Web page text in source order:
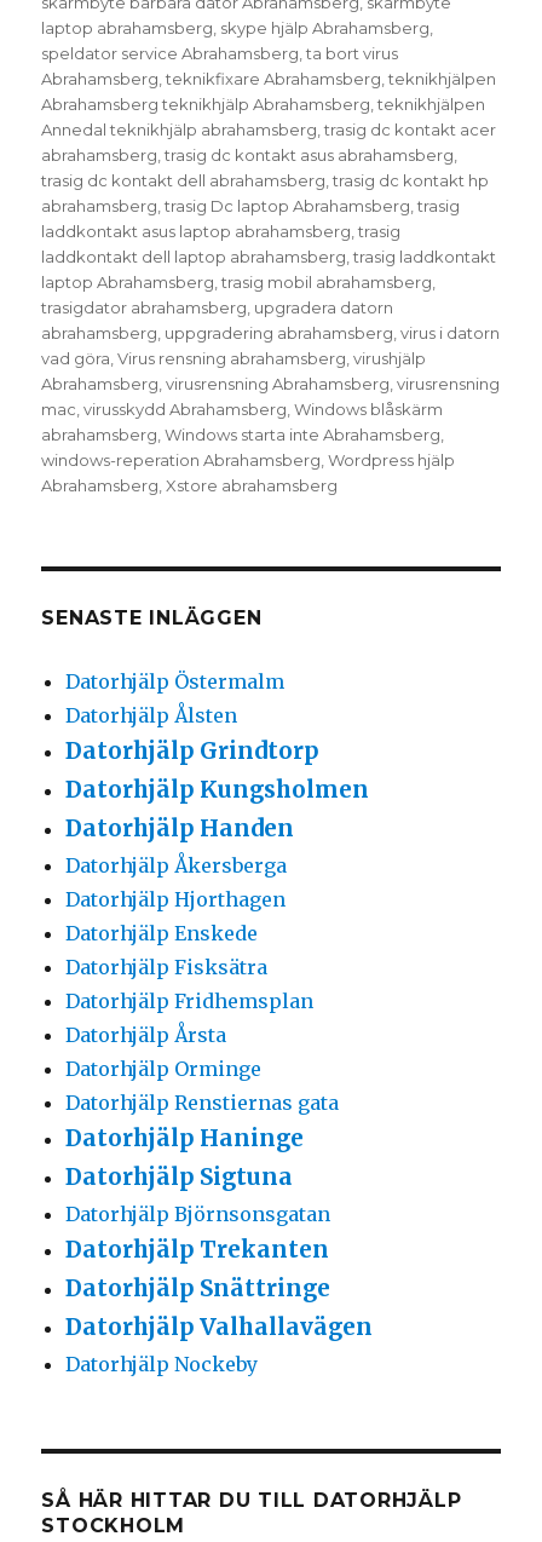
laptop abrahamsberg skype hjälp Abrahamsberg
speldator service Abrahamsberg ,ta bort virus
Abrahamsberg ,teknikfixare Abrahamsberg ,teknikhjälpen
Abrahamsberg teknikhjälp Abrahamsberg ,teknikhjälpen
Annedal teknikhjälp abrahamsberg ,trasig dc kontakt acer
abrahamsberg ,trasig dc kontakt asus abrahamsberg
trasig dc kontakt dell abrahamsberg ,trasig dc kontakt hp
abrahamsberg ,trasig Dc laptop Abrahamsberg ,trasig
laddkontakt asus laptop abrahamsberg ,trasig
laddkontakt dell laptop abrahamsberg ,trasig laddkontakt
laptop Abrahamsberg ,trasig mobil abrahamsberg
trasigdator abrahamsberg upgradera datorn
abrahamsberg uppgradering abrahamsberg ,virus i datorn
vad göra ,Virus rensning abrahamsberg ,virushjälp
Abrahamsberg ,virusrensning Abrahamsberg ,virusrensning
mac ,virusskydd Abrahamsberg ,Windows blåskärm
abrahamsberg ,Windows starta inte Abrahamsberg
windows-reperation Abrahamsberg ,Wordpress hjälp
Abrahamsberg ,Xstore abrahamsberg
SENASTE INLÄGGEN
Datorhjälp Östermalm
Datorhjälp Ålsten
Datorhjälp Grindtorp
Datorhjälp Kungsholmen
Datorhjälp Handen
Datorhjälp Åkersberga
Datorhjälp Hjorthagen
Datorhjälp Enskede
Datorhjälp Fisksätra
Datorhjälp Fridhemsplan
Datorhjälp Årsta
Datorhjälp Orminge
Datorhjälp Renstiernas gata
Datorhjälp Haninge
Datorhjälp Sigtuna
Datorhjälp Björnsonsgatan
Datorhjälp Trekanten
Datorhjälp Snättringe
Datorhjälp Valhallavägen
Datorhjälp Nockeby
SÅ HÄR HITTAR DU TILL DATORHJÄLP
STOCKHOLM